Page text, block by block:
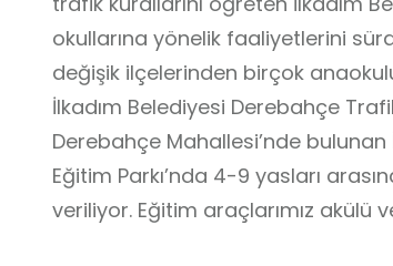
okullarına yönelik faaliyetlerini
değişik ilçelerinden birçok
İlkadım Belediyesi Derebahçe
Derebahçe Mahallesi’nde
Eğitim Parkı’nda 4-9 yasları
veriliyor.